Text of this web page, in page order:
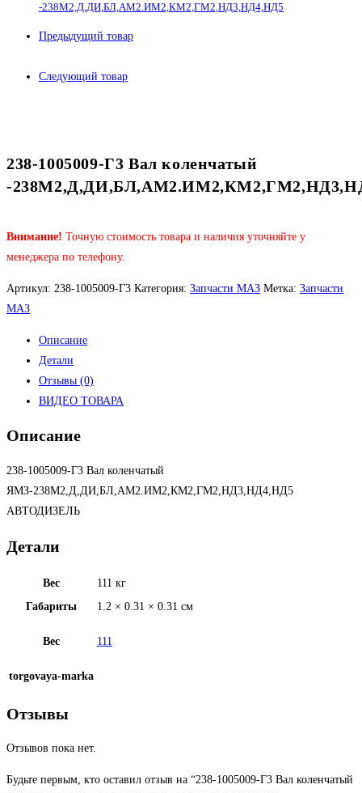
-238М2,Д,ДИ,БЛ,АМ2.ИМ2,КМ2,ГМ2,НД3,НД4,НД5
Предыдущий товар
Следующий товар
238-1005009-Г3 Вал коленчатый
-
Внимание! Точную стоимость товара и наличия уточняйте у
менеджера по телефону.
Артикул: 238-1005009-Г3 Категория: Запчасти МАЗ Метка: Запчасти
МАЗ
Описание
Детали
Отзывы (0)
ВИДЕО ТОВАРА
Описание
238-1005009-Г3 Вал коленчатый
ЯМЗ-238М2,Д,ДИ,БЛ,АМ2.ИМ2,КМ2,ГМ2,НД3,НД4,НД5
АВТОДИЗЕЛЬ
Детали
Вес
111 кг
Габариты
1.2 × 0.31 × 0.31 см
Вес 111
torgovaya-marka
Отзывы
Отзывов пока нет.
Будьте первым, кто оставил отзыв на “238-1005009-Г3 Вал коленчатый